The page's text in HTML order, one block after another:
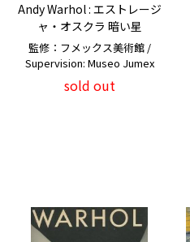
Andy Warhol : エストレージ
ャ・オスクラ 暗い星
監修：フメックス美術館 /
Supervision: Museo Jumex
sold out